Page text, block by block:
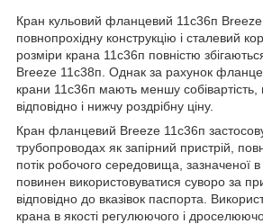
Кран кульовий фланцевий 11с36п
повнопрохідну конструкцію і сталевий
розміри крана 11с36п повністю
Breeze 11с38п. Однак за рахунок
крани 11с36п мають меншу собівартість,
відповідно і нижчу роздрібну ціну.
Кран фланцевий Breeze 11с36п
трубопроводах як запірний пристрій,
потік робочого середовища, зазначеної
повинен використовуватися суворо за
відповідно до вказівок паспорта.
крана в якості регулюючого і